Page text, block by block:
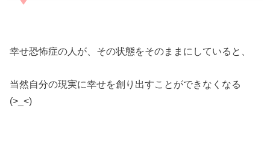
幸せ恐怖症の人が、その状態をそのままにしていると、
当然自分の現実に幸せを創り出すことができなくなる
(>_<)